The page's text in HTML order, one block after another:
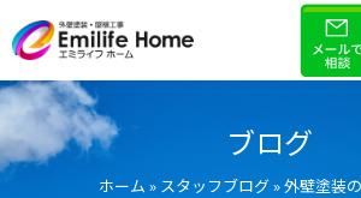
ブログ
ホーム » スタッフブログ»外壁塗装